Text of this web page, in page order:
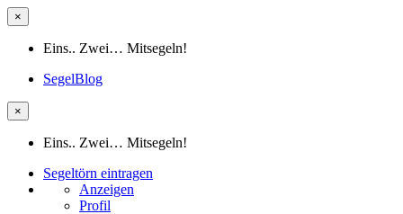
×
Eins.. Zwei… Mitsegeln!
SegelBlog
×
Eins.. Zwei… Mitsegeln!
Segeltörn eintragen
Anzeigen
Profil